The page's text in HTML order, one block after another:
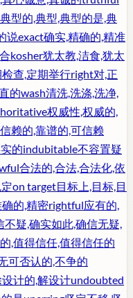
典型的,典型,典型的是,典
说exact确实,精确的,精准
kosher犹太教,洁食,犹太
查,定期举行right对,正
的wash清洗,洗涤,洗净,
权威性,权威的,
赖的,靠谱的,可信赖
的indubitable不容置疑
合法的,合法,合法化,依
on target目标上,目标,目
的,精密rightful应有的,
不疑,确实如此,确信无疑,
,值得信任,值得信任的
可否认的,不争的
计的,解设计undoubted